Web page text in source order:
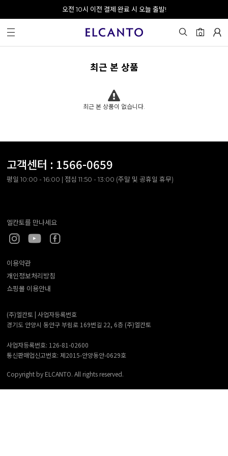
오전 10시 이전 결제 완료 시 오늘 출발!
0
최근 본 상품
최근 본 상품이 없습니다.
고객센터 : 1566-0659
평일 10:00 - 16:00 | 점심 11:50 - 13:00 (주말 및 공휴일 휴무)
엘칸토를 만나세요
이용약관
개인정보처리방침
쇼핑몰 이용안내
(주)엘칸토 | 사업자등록번호
경기도 안양시 동안구 부림로 169번길 22, 6층 (주)엘칸토
사업자등록번호: 126-81-02600
통신판매업신고번호: 제2015-안양동안-0629호
Copyright by ELCANTO. All rights reserved.